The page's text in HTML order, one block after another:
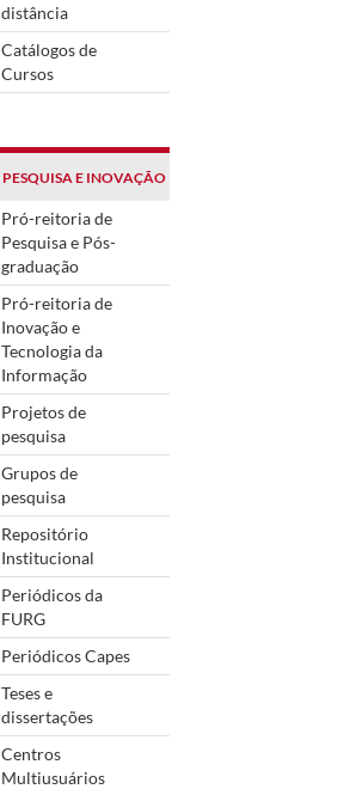
distância
Catálogos de
Cursos
PESQUISA E INOVAÇÃO
Pró-reitoria de
Pesquisa e Pós-
graduação
Pró-reitoria de
Inovação e
Tecnologia da
Informação
Projetos de
pesquisa
Grupos de
pesquisa
Repositório
Institucional
Periódicos da
FURG
Periódicos Capes
Teses e
dissertações
Centros
Multiusuários